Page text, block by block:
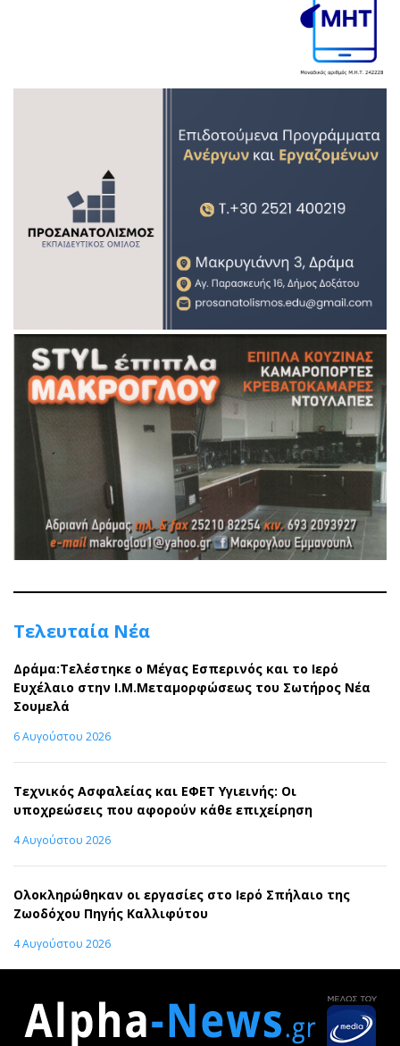
Τελευταία Νέα
Δράμα:Τελέστηκε ο Μέγας Εσπερινός και το Ιερό
Ευχέλαιο στην Ι.Μ.Μεταμορφώσεως του Σωτήρος Νέα
Σουμελά
6 Αυγούστου 2026
Τεχνικός Ασφαλείας και ΕΦΕΤ Υγιεινής: Οι
υποχρεώσεις που αφορούν κάθε επιχείρηση
4 Αυγούστου 2026
Ολοκληρώθηκαν οι εργασίες στο Ιερό Σπήλαιο της
Ζωοδόχου Πηγής Καλλιφύτου
4 Αυγούστου 2026